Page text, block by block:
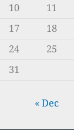
10 11
17 18
24 25
31
« Dec